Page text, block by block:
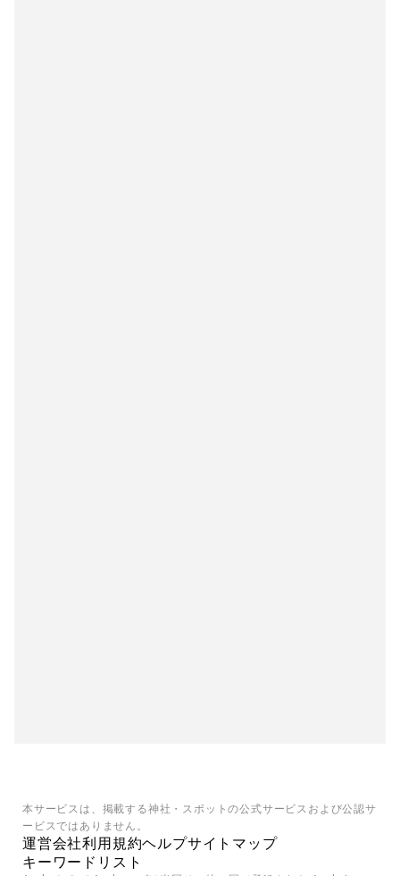
本サービスは、掲載する神社・スポットの公式サービスおよび公認サ
ービスではありません。
運営会社利用規約ヘルプサイトマップ
キーワードリスト